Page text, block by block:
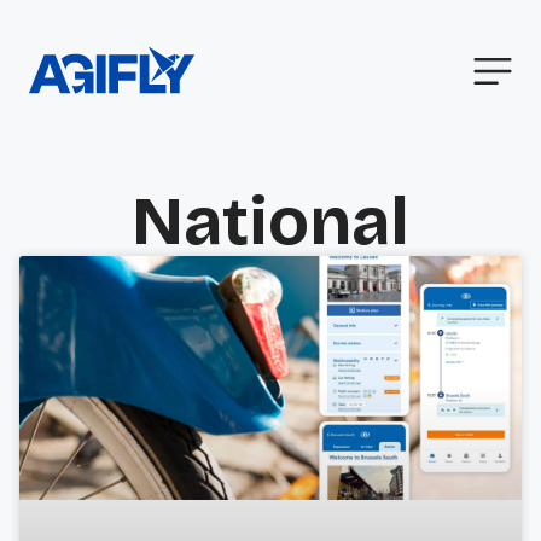
National